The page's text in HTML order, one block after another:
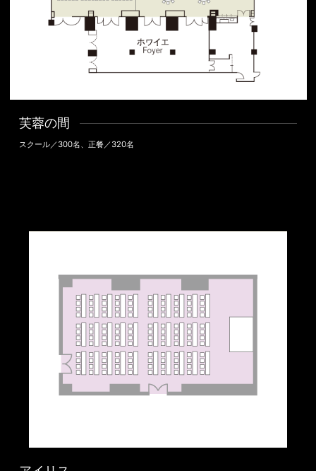
芙蓉の間
スクール／300名、正餐／320名